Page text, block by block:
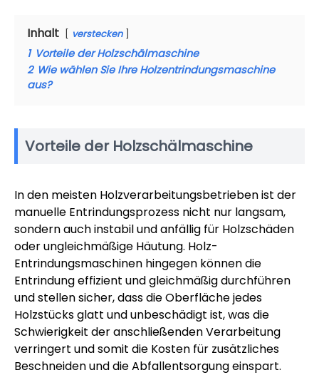
Inhalt verstecken
1 Vorteile der Holzschälmaschine
2 Wie wählen Sie Ihre Holzentrindungsmaschine
aus?
Vorteile der Holzschälmaschine
In den meisten Holzverarbeitungsbetrieben ist der
manuelle Entrindungsprozess nicht nur langsam,
sondern auch instabil und anfällig für Holzschäden
oder ungleichmäßige Häutung. Holz-
Entrindungsmaschinen hingegen können die
Entrindung effizient und gleichmäßig durchführen
und stellen sicher, dass die Oberfläche jedes
Holzstücks glatt und unbeschädigt ist, was die
Schwierigkeit der anschließenden Verarbeitung
verringert und somit die Kosten für zusätzliches
Beschneiden und die Abfallentsorgung einspart.